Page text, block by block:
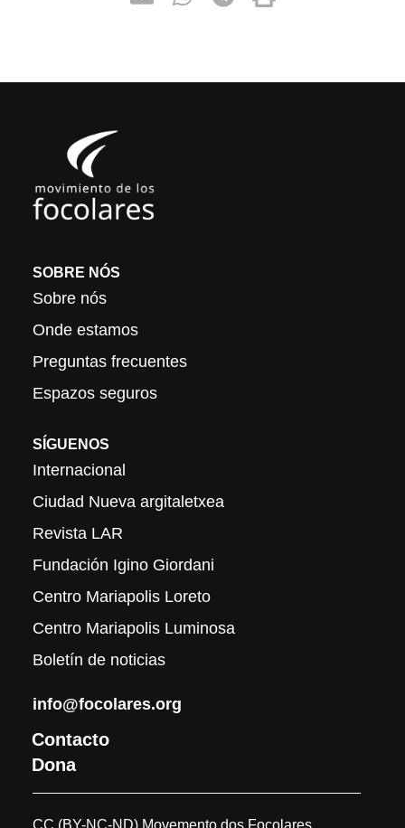
SOBRE NÓS
Sobre nós
Onde estamos
Preguntas frecuentes
Espazos seguros
SÍGUENOS
Internacional
Ciudad Nueva argitaletxea
Revista LAR
Fundación Igino Giordani
Centro Mariapolis Loreto
Centro Mariapolis Luminosa
Boletín de noticias
info@focolares.org
Contacto
Dona